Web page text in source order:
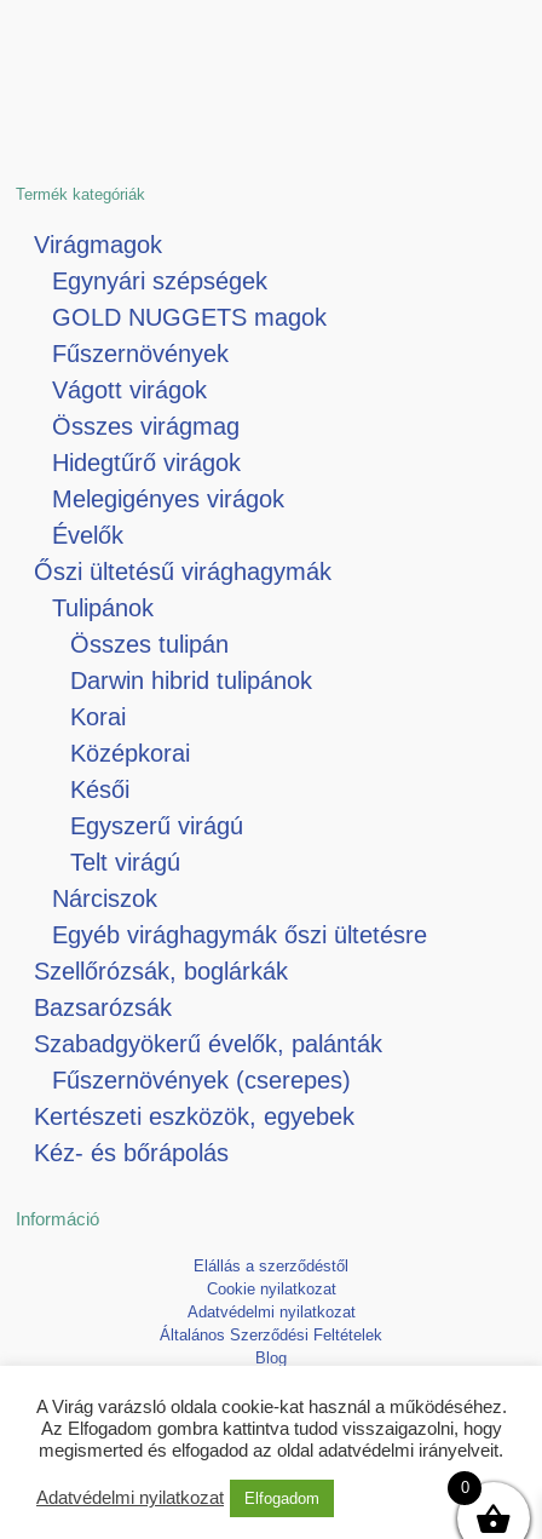
Termék kategóriák
Virágmagok
Egynyári szépségek
GOLD NUGGETS magok
Fűszernövények
Vágott virágok
Összes virágmag
Hidegtűrő virágok
Melegigényes virágok
Évelők
Őszi ültetésű virághagymák
Tulipánok
Összes tulipán
Darwin hibrid tulipánok
Korai
Középkorai
Késői
Egyszerű virágú
Telt virágú
Nárciszok
Egyéb virághagymák őszi ültetésre
Szellőrózsák, boglárkák
Bazsarózsák
Szabadgyökerű évelők, palánták
Fűszernövények (cserepes)
Kertészeti eszközök, egyebek
Kéz- és bőrápolás
Információ
Elállás a szerződéstől
Cookie nyilatkozat
Adatvédelmi nyilatkozat
Általános Szerződési Feltételek
Blog
Copyright © 2026 Virágvarázsló
A Virág varázsló oldala cookie-kat használ a működéséhez.
Az Elfogadom gombra kattintva tudod visszaigazolni, hogy
megismerted és elfogadod az oldal adatvédelmi irányelveit.
Adatvédelmi nyilatkozat Elfogadom
0